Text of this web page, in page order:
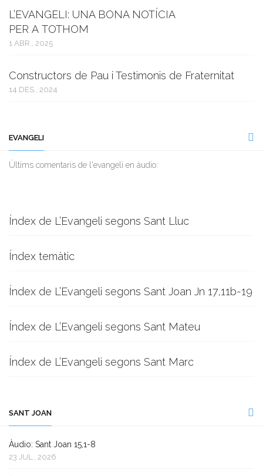
L’EVANGELI: UNA BONA NOTÍCIA
PER A TOTHOM
1 ABR., 2025
Constructors de Pau i Testimonis de Fraternitat
14 DES., 2024
EVANGELI
Ùltims comentaris de l'evangeli en àudio:
Índex de L’Evangeli segons Sant Lluc
Índex temàtic
Índex de L’Evangeli segons Sant Joan Jn 17,11b-19
Índex de L’Evangeli segons Sant Mateu
Índex de L’Evangeli segons Sant Marc
SANT JOAN
Àudio: Sant Joan 15,1-8
23 JUL., 2026